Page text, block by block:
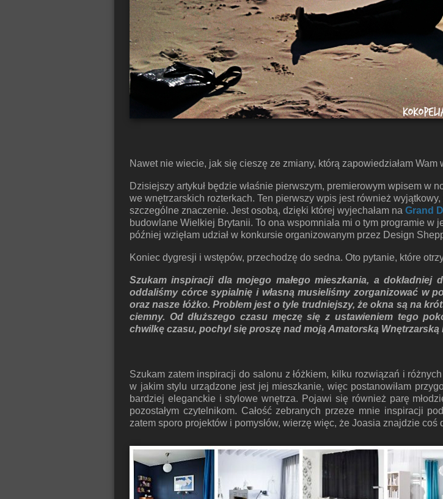
Nawet nie wiecie, jak się cieszę ze zmiany, którą zapowiedziałam Wam
Dzisiejszy artykuł będzie właśnie pierwszym, premierowym wpisem w
we wnętrzarskich rozterkach. Ten pierwszy wpis jest również
szczególne znaczenie. Jest osobą, dzięki której wyjechałam na Grand
budowlane Wielkiej Brytanii. To ona wspomniała mi o tym programie
później wzięłam udział w konkursie organizowanym przez Design
Koniec dygresji i wstępów, przechodzę do sedna. Oto pytanie, które
Szukam inspiracji dla mojego małego mieszkania, a
oddaliśmy córce sypialnię i własną musieliśmy zorganizować w
oraz nasze łóżko. Problem jest o tyle trudniejszy, że okna są na
ciemny. Od dłuższego czasu męczę się z ustawieniem tego
chwilkę czasu, pochyl się proszę nad moją Amatorską
Szukam zatem inspiracji do salonu z łóżkiem, kilku rozwiązań i
w jakim stylu urządzone jest jej mieszkanie, więc postanowiłam
bardziej eleganckie i stylowe wnętrza. Pojawi się również parę
pozostałym czytelnikom. Całość zebranych przeze mnie inspiracji
zatem sporo projektów i pomysłów, wierzę więc, że Joasia znajdzie coś